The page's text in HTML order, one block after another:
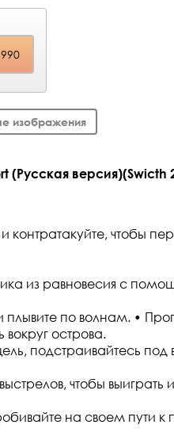
изображения
(Русская версия)(Swicth
чтобы
из равновесия с
плывите по волнам. •
вокруг острова.
подстраивайтесь под
чтобы выиграть
на своем пути к